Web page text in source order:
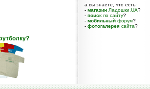
а вы знаете, что есть:
- магазин Ладошки.UA?
- поиск по сайту?
- мобильный форум?
- фотогалерея сайта?